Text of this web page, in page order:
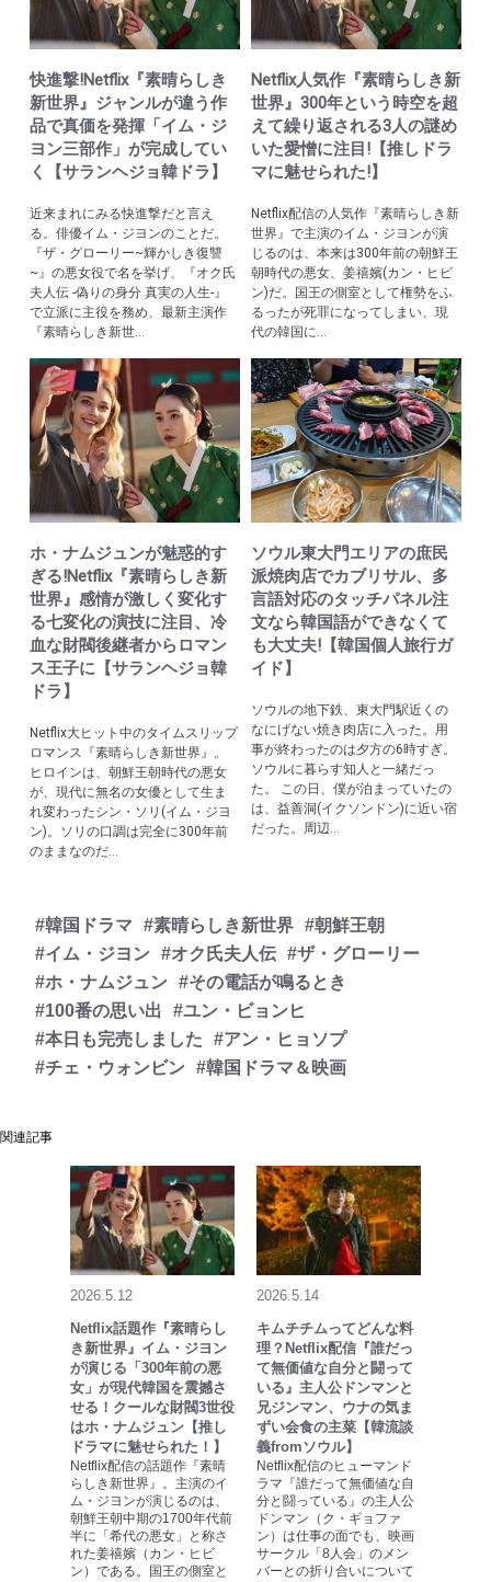
快進撃!Netflix『素晴らしき
新世界』ジャンルが違う作
品で真価を発揮「イム・ジ
ヨン三部作」が完成してい
く【サランヘジョ韓ドラ】
近来まれにみる快進撃だと言え
る。俳優イム・ジヨンのことだ。
『ザ・グローリー~輝かしき復讐
~』の悪女役で名を挙げ、『オク氏
夫人伝 -偽りの身分 真実の人生-』
で立派に主役を務め、最新主演作
『素晴らしき新世...
Netflix人気作『素晴らしき新
世界』300年という時空を超
えて繰り返される3人の謎め
いた愛憎に注目!【推しドラ
マに魅せられた!】
Netflix配信の人気作『素晴らしき新
世界』で主演のイム・ジヨンが演
じるのは、本来は300年前の朝鮮王
朝時代の悪女、姜禧嬪(カン・ヒビ
ン)だ。国王の側室として権勢をふ
るったが死罪になってしまい、現
代の韓国に...
ホ・ナムジュンが魅惑的す
ぎる!Netflix『素晴らしき新
世界』感情が激しく変化す
る七変化の演技に注目、冷
血な財閥後継者からロマン
ス王子に【サランヘジョ韓
ドラ】
Netflix大ヒット中のタイムスリップ
ロマンス『素晴らしき新世界』。
ヒロインは、朝鮮王朝時代の悪女
が、現代に無名の女優として生ま
れ変わったシン・ソリ(イム・ジヨ
ン)。ソリの口調は完全に300年前
のままなのだ...
ソウル東大門エリアの庶民
派焼肉店でカブリサル、多
言語対応のタッチパネル注
文なら韓国語ができなくて
も大丈夫!【韓国個人旅行ガ
イド】
ソウルの地下鉄、東大門駅近くの
なにげない焼き肉店に入った。用
事が終わったのは夕方の6時すぎ。
ソウルに暮らす知人と一緒だっ
た。 この日、僕が泊まっていたの
は、益善洞(イクソンドン)に近い宿
だった。周辺...
#韓国ドラマ #素晴らしき新世界 #朝鮮王朝
#イム・ジヨン #オク氏夫人伝 #ザ・グローリー
#ホ・ナムジュン #その電話が鳴るとき
#100番の思い出
#ユン・ビョンヒ
#本日も完売しました
#アン・ヒョソプ
#チェ・ウォンビン #韓国ドラマ＆映画
関連記事
2026.5.12
Netflix話題作『素晴らし
き新世界』イム・ジヨン
が演じる「300年前の悪
女」が現代韓国を震撼さ
せる！クールな財閥3世役
はホ・ナムジュン【推し
ドラマに魅せられた！】
Netflix配信の話題作『素晴
らしき新世界』。主演のイ
ム・ジヨンが演じるのは、
朝鮮王朝中期の1700年代前
半に「希代の悪女」と称さ
れた姜禧嬪（カン・ヒビ
ン）である。国王の側室と
2026.5.14
キムチチムってどんな料
理？Netflix配信『誰だっ
て無価値な自分と闘って
いる』主人公ドンマンと
兄ジンマン、ウナの気ま
ずい会食の主菜【韓流談
義fromソウル】
Netflix配信のヒューマンド
ラマ『誰だって無価値な自
分と闘っている』の主人公
ドンマン（ク・ギョファ
ン）は仕事の面でも、映画
サークル「8人会」のメン
バーとの折り合いについて